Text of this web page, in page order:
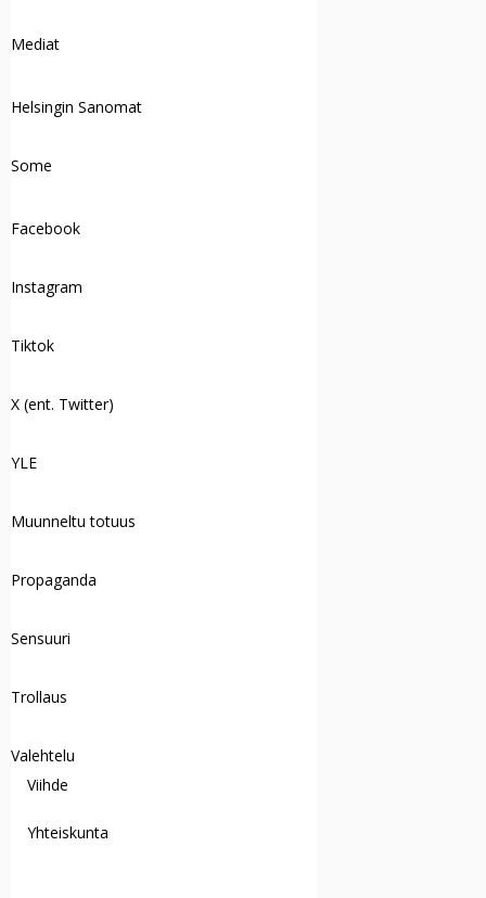
Mediat
Helsingin Sanomat
Some
Facebook
Instagram
Tiktok
X (ent. Twitter)
YLE
Muunneltu totuus
Propaganda
Sensuuri
Trollaus
Valehtelu
Viihde
Yhteiskunta